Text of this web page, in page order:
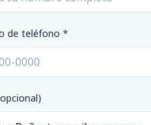
de teléfono *